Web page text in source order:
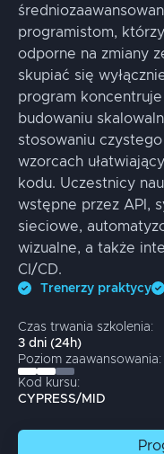
programistom,
odporne na zmiany
skupiać się
program
budowaniu
stosowaniu
wzorcach
kodu. Uczestnicy
wstępne przez API,
sieciowe,
wizualne, a także
CI/CD.
Trenerzy praktycy
Czas trwania szkolenia:
3 dni (24h)
Poziom zaawansowania:
Kod kursu:
CYPRESS/MID